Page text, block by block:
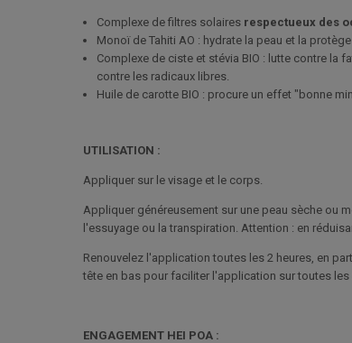
Complexe de filtres solaires respectueux des
Monoï de Tahiti AO : hydrate la peau et la
Complexe de ciste et stévia BIO : lutte contre la
contre les radicaux libres.
Huile de carotte BIO : procure un effet "bonne
UTILISATION :
Appliquer sur le visage et le corps.
Appliquer généreusement sur une peau sèche ou
l'essuyage ou la transpiration. Attention : en
Renouvelez l'application toutes les 2 heures, en
tête en bas pour faciliter l'application sur toutes les
ENGAGEMENT HEI POA :